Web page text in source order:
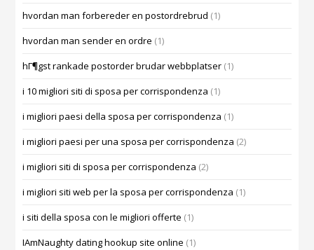
hvordan man forbereder en postordrebrud (1)
hvordan man sender en ordre (1)
hГ¶gst rankade postorder brudar webbplatser (1)
i 10 migliori siti di sposa per corrispondenza (1)
i migliori paesi della sposa per corrispondenza (1)
i migliori paesi per una sposa per corrispondenza (2)
i migliori siti di sposa per corrispondenza (2)
i migliori siti web per la sposa per corrispondenza (1)
i siti della sposa con le migliori offerte (1)
IAmNaughty dating hookup site online (1)